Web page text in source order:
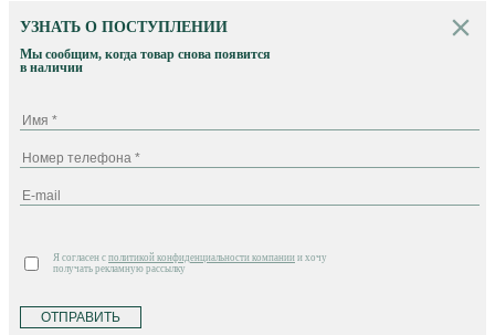
УЗНАТЬ О ПОСТУПЛЕНИИ
Мы сообщим, когда товар снова появится
в наличии
Я согласен с политикой конфиденциальности компании и хочу
получать рекламную рассылку
ОТПРАВИТЬ